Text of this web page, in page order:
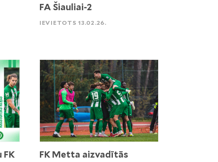
FA Šiauliai-2
IEVIETOTS 13.02.26.
FK
FK Metta aizvadītās